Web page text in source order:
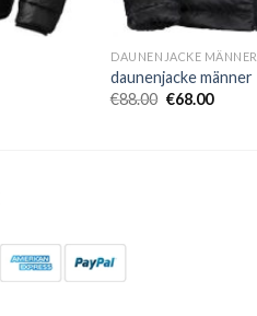
DAUNENJACKE MÄNNER
daunenjacke männer
€88.00 €68.00